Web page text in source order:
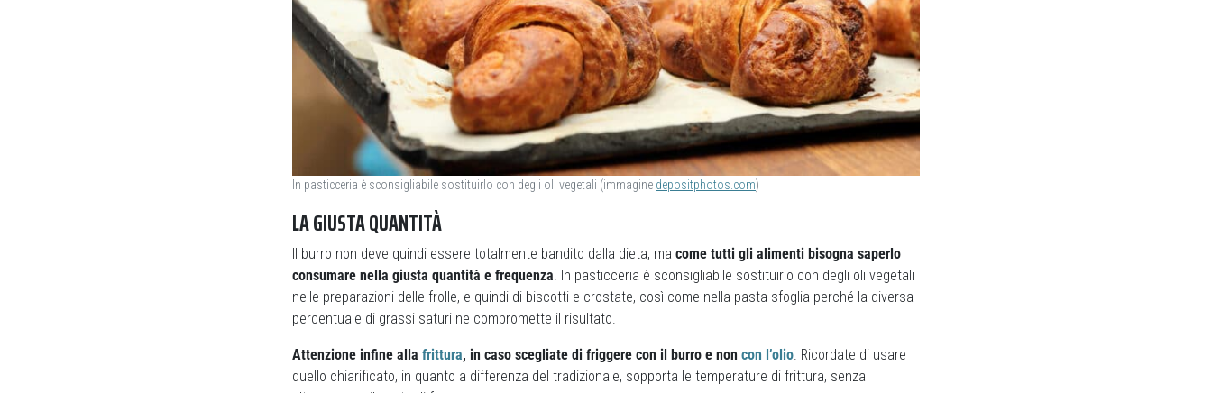
In pasticceria è sconsigliabile sostituirlo con degli oli vegetali (immagine depositphotos.com)
LA GIUSTA QUANTITÀ
Il burro non deve quindi essere totalmente bandito dalla dieta, ma come tutti gli alimenti bisogna saperlo
consumare nella giusta quantità e frequenza. In pasticceria è sconsigliabile sostituirlo con degli oli vegetali
nelle preparazioni delle frolle, e quindi di biscotti e crostate, così come nella pasta sfoglia perché la diversa
percentuale di grassi saturi ne compromette il risultato.
Attenzione infine alla frittura, in caso scegliate di friggere con il burro e non con l’olio. Ricordate di usare
quello chiarificato, in quanto a differenza del tradizionale, sopporta le temperature di frittura, senza